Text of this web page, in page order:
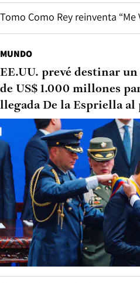
Tomo Como Rey reinventa “Me
MUNDO
EE.UU. prevé destinar
de US$ 1.000 millones
llegada De la Espriella al